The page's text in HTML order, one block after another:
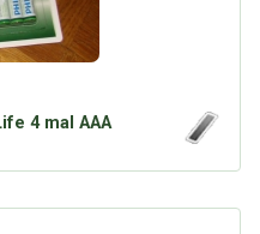
4 mal AAA